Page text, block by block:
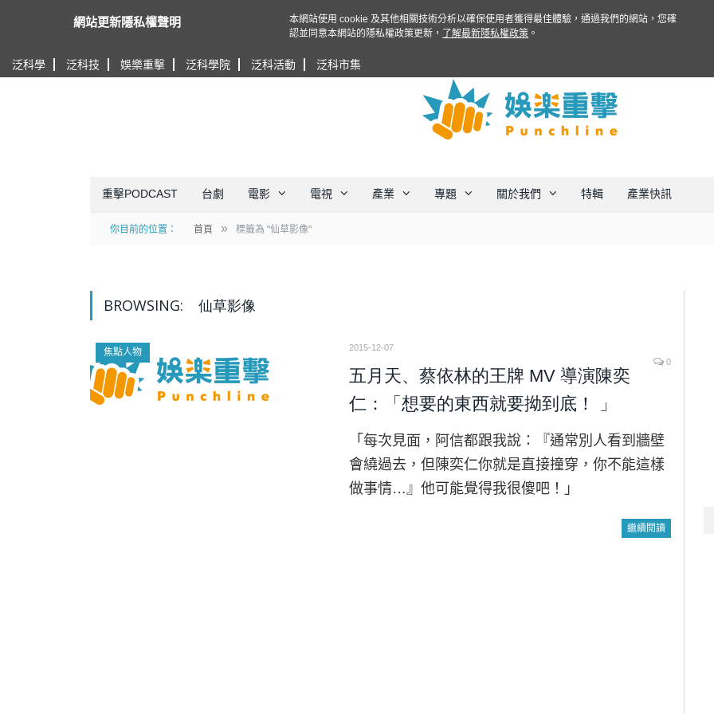
泛科學 泛科技 娛樂重擊 泛科學院 泛科活動 泛科市集
重擊PODCAST 台劇 電影 電視 產業 專題 關於我們 特輯 產業快訊
你目前的位置： 首頁 » 標籤為 "仙草影像"
BROWSING: 仙草影像
焦點人物
2015-12-07
0
五月天、蔡依林的王牌 MV 導演陳奕
仁：「想要的東西就要拗到底！ 」
「每次見面，阿信都跟我說：『通常別人看到牆壁
會繞過去，但陳奕仁你就是直接撞穿，你不能這樣
做事情…』他可能覺得我很傻吧！」
繼續閱讀
網站更新隱私權聲明
本網站使用 cookie 及其他相關技術分析以確保使用者獲得最佳體驗，通過我們的網站，您確
認並同意本網站的隱私權政策更新，
了解最新隱私權政策 。